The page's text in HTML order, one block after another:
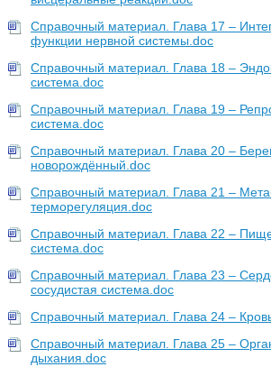
Справочный материал. Глава 17 –
функции нервной системы.doc
Справочный материал. Глава 18 –
система.doc
Справочный материал. Глава 19 –
система.doc
Справочный материал. Глава 20 –
новорождённый.doc
Справочный материал. Глава 21 –
терморегуляция.doc
Справочный материал. Глава 22 –
система.doc
Справочный материал. Глава 23 –
сосудистая система.doc
Справочный материал. Глава 24 –
Справочный материал. Глава 25 –
дыхания.doc